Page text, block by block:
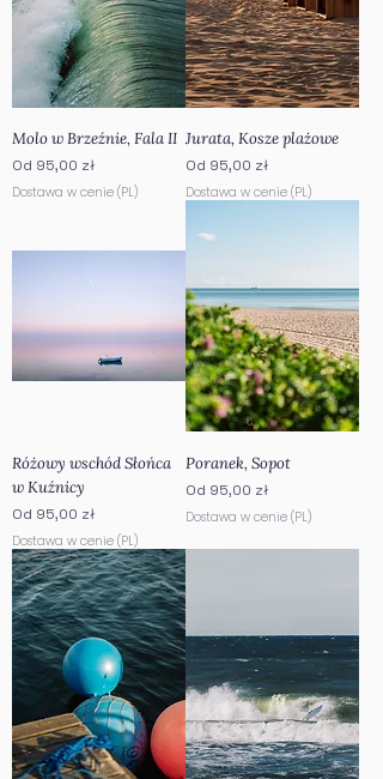
Molo w Brzeźnie, Fala II
Od 95,00 zł
Cena rabatowa
Dostawa w cenie (PL)
Jurata, Kosze plażowe
Od 95,00 zł
Cena rabatowa
Dostawa w cenie (PL)
Różowy wschód Słońca
w Kuźnicy
Od 95,00 zł
Cena rabatowa
Dostawa w cenie (PL)
Poranek, Sopot
Od 95,00 zł
Cena rabatowa
Dostawa w cenie (PL)